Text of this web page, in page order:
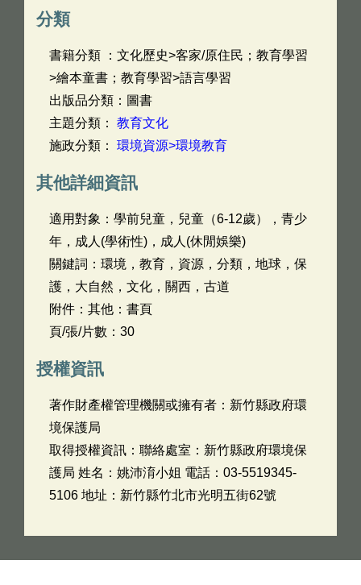
分類
書籍分類 ：文化歷史>客家/原住民；教育學習
>繪本童書；教育學習>語言學習
出版品分類：圖書
主題分類： 教育文化
施政分類： 環境資源>環境教育
其他詳細資訊
適用對象：學前兒童，兒童（6-12歲），青少
年，成人(學術性)，成人(休閒娛樂)
關鍵詞：環境，教育，資源，分類，地球，保
護，大自然，文化，關西，古道
附件：其他：書頁
頁/張/片數：30
授權資訊
著作財產權管理機關或擁有者：新竹縣政府環
境保護局
取得授權資訊：聯絡處室：新竹縣政府環境保
護局 姓名：姚沛淯小姐 電話：03-5519345-
5106 地址：新竹縣竹北市光明五街62號